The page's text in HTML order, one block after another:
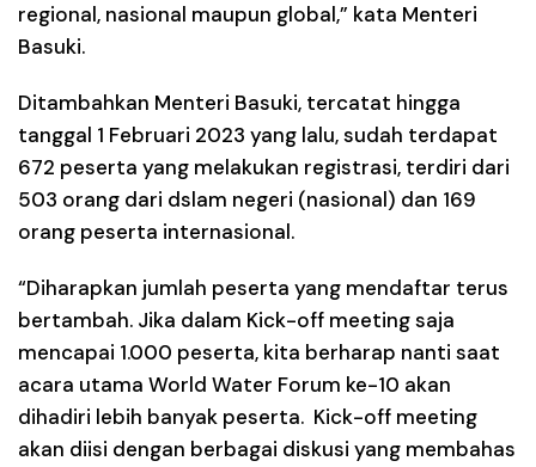
regional, nasional maupun global,” kata Menteri
Basuki.
Ditambahkan Menteri Basuki, tercatat hingga
tanggal 1 Februari 2023 yang lalu, sudah terdapat
672 peserta yang melakukan registrasi, terdiri dari
503 orang dari dslam negeri (nasional) dan 169
orang peserta internasional.
“Diharapkan jumlah peserta yang mendaftar terus
bertambah. Jika dalam Kick-off meeting saja
mencapai 1.000 peserta, kita berharap nanti saat
acara utama World Water Forum ke-10 akan
dihadiri lebih banyak peserta. Kick-off meeting
akan diisi dengan berbagai diskusi yang membahas